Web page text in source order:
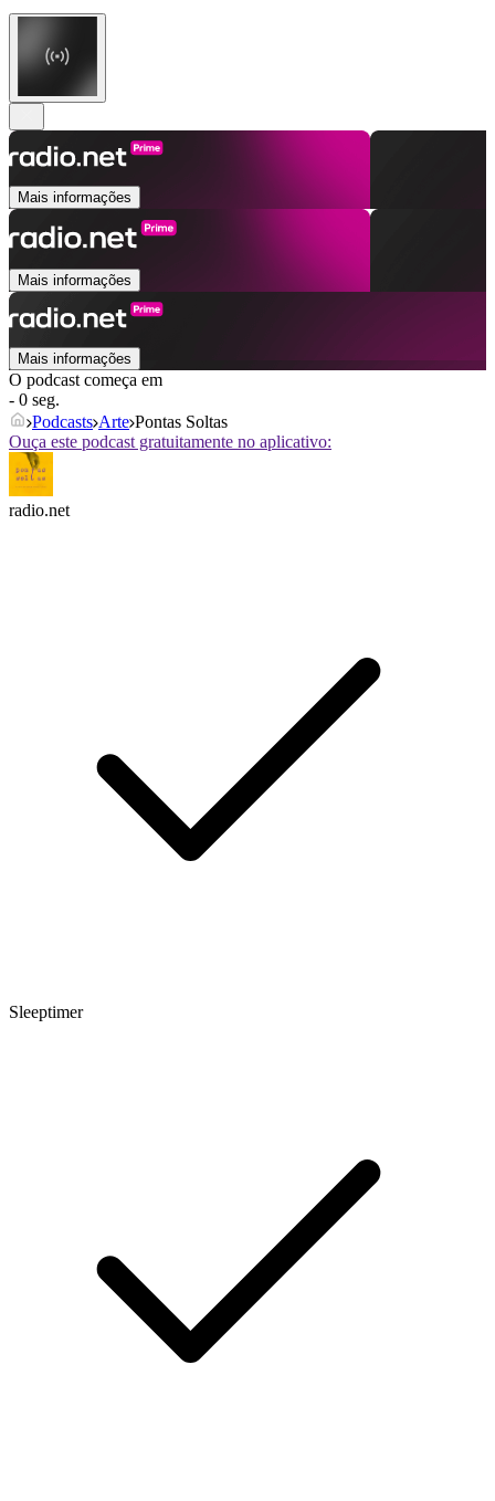
Mais informações
Mais informações
Mais informações
O podcast começa em
- 0 seg.
Podcasts Arte Pontas Soltas
Ouça este podcast gratuitamente no aplicativo:
radio.net
Sleeptimer